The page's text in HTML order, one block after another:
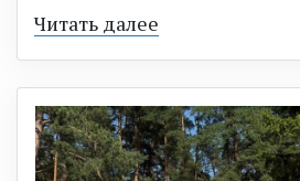
Читать далее